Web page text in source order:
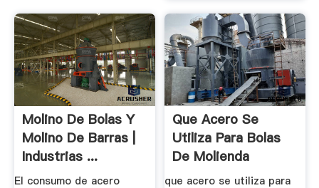
Molino De Bolas Y
Molino De Barras |
Industrias ...
El consumo de acero
Que Acero Se
Utiliza Para Bolas
De Molienda
Trituradora ...
que acero se utiliza para